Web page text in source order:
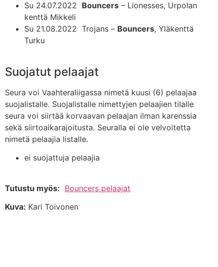
Su 24.07.2022 Bouncers – Lionesses, Urpolan
kenttä Mikkeli
Su 21.08.2022 Trojans – Bouncers, Yläkenttä
Turku
Suojatut pelaajat
Seura voi Vaahteraliigassa nimetä kuusi (6) pelaajaa
suojalistalle. Suojalistalle nimettyjen pelaajien tilalle
seura voi siirtää korvaavan pelaajan ilman karenssia
sekä siirtoaikarajoitusta. Seuralla ei ole velvoitetta
nimetä pelaajia listalle.
ei suojattuja pelaajia
Tutustu myös: Bouncers pelaajat
Kuva: Kari Toivonen